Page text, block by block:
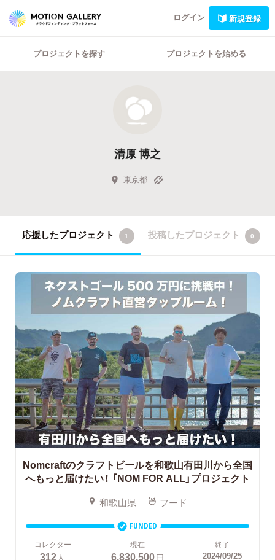
ログイン 新規登録
プロジェクトを探す プロジェクトを始める
清原 博之
東京都
応援したプロジェクト 1 投稿したプロジェクト 0
Nomcraftのクラフトビールを和歌山有田川から全国
へもっと届けたい！ 「NOM FOR ALL」プロジェクト
和歌山県 フード
FUNDED
コレクター
312 人
現在
6,830,500円
終了
2024/09/25